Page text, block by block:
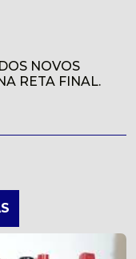
NOVOS
RETA FINAL.